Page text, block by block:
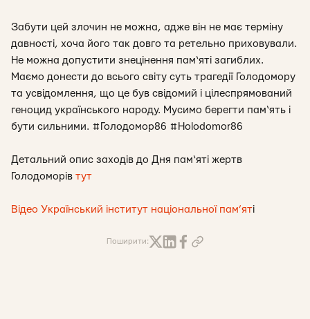
Забути цей злочин не можна, адже він не має терміну
давності, хоча його так довго та ретельно приховували.
Не можна допустити знецінення пам‘яті загиблих.
Маємо донести до всього світу суть трагедії Голодомору
та усвідомлення, що це був свідомий і цілеспрямований
геноцид українського народу. Мусимо берегти пам‘ять і
бути сильними. #Голодомор86 #Holodomor86
Детальний опис заходів до Дня пам‘яті жертв
Голодоморів тут
Відео Український інститут національної пам’яті
Поширити: